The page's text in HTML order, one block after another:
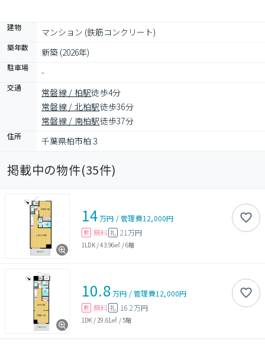
建物 マンション (鉄筋コンクリート)
築年数 新築 (2026年)
駐車場 -
交通 常磐線 / 柏駅徒歩4分
常磐線 / 北柏駅徒歩36分
常磐線 / 南柏駅徒歩37分
住所 千葉県柏市柏３
掲載中の物件(35件)
14万円 /管理費12,000円
敷 無料 礼 21万円
1LDK/43.96㎡ /6階
10.8万円 /管理費12,000円
敷 無料 礼 16.2万円
1DK / 29.61㎡ /5階